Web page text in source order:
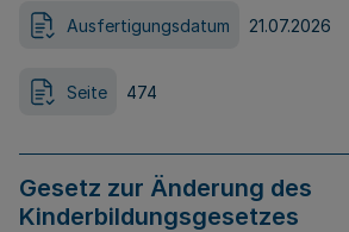
Ausfertigungsdatum 21.07.2026
Seite 474
Gesetz zur Änderung des
Kinderbildungsgesetzes